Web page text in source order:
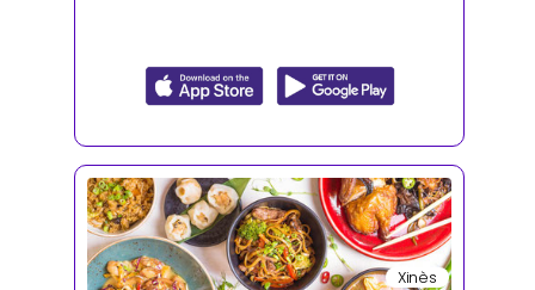
Xinès